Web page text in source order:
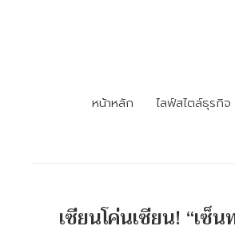
หน้าหลัก ไลฟ์สไตล์ธุรกิจ
เซียนโค่นเซียน! “เซ็